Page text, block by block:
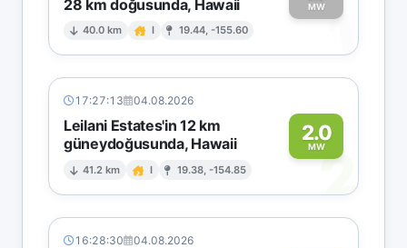
28 km doğusunda, Hawaii
40.0 km I 19.44, -155.60
MW1
17:27:13 04.08.2026
Leilani Estates'in 12 km
güneydoğusunda, Hawaii
41.2 km I 19.38, -154.85
2.0
MW2
16:28:30 04.08.2026